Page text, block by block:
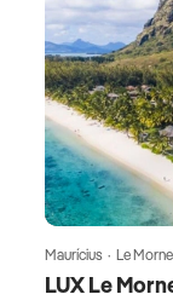
LUX Le
Maurícius · Le Morne